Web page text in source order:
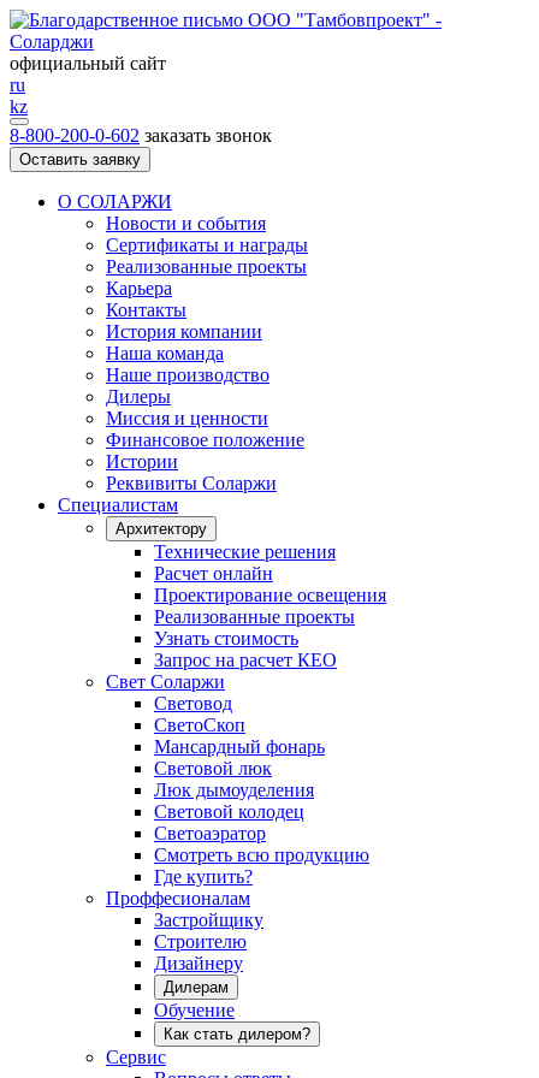
официальный сайт
ru
kz
8-800-200-0-602 заказать звонок
Оставить заявку
О СОЛАРЖИ
Новости и события
Сертификаты и награды
Реализованные проекты
Карьера
Контакты
История компании
Наша команда
Наше производство
Дилеры
Миссия и ценности
Финансовое положение
Истории
Реквивиты Соларжи
Специалистам
Архитектору
Технические решения
Расчет онлайн
Проектирование освещения
Реализованные проекты
Узнать стоимость
Запрос на расчет КЕО
Свет Соларжи
Световод
СветоСкоп
Мансардный фонарь
Световой люк
Люк дымоуделения
Световой колодец
Светоаэратор
Смотреть всю продукцию
Где купить?
Проффесионалам
Застройщику
Строителю
Дизайнеру
Дилерам
Обучение
Как стать дилером?
Сервис